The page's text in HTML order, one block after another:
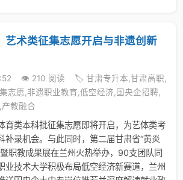
艺术类征集志愿开启与非遗创新
👁️ 210 阅读
🏷️ 甘肃专升本,甘肃高职,
志愿,非遗职业教育,低空经济,国央企招聘,
教融合
育类本科批征集志愿即将开启，为艺体类考
补录机会。与此同时，第二届甘肃省“黄炎
职教成果展在兰州火热举办，90支团队同
业技术大学积极布局低空经济新赛道，兰州